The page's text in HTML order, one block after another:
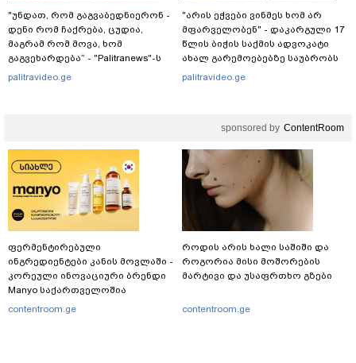
"უნდათ, რომ გაგვაბედნიერონ -
დენი რომ ჩაქრება, ცუდია,
მაგრამ რომ მოვა, ხომ
გაგვეხარდება“ - "Palitranews"-ს
პირდეპირ ეთერში გია
palitravideo.ge
"არის ეჭვები ვინმეს ხომ არ
მფარველობენ" - დაკარგული 17
წლის ბიჭის საქმის ადვოკატი
ახალ გარემოებებზე საუბრობს
palitravideo.ge
sponsored by ContentRoom
ფერმენტირებული
ინგრედიენტები კანის მოვლაში -
კორეული ინოვაციური ბრენდი
Manyo საქართველოშია
contentroom.ge
როდის არის ხალი საშიში და
როგორია მისი მოშორების
მარტივი და უსაფრთხო გზები
contentroom.ge